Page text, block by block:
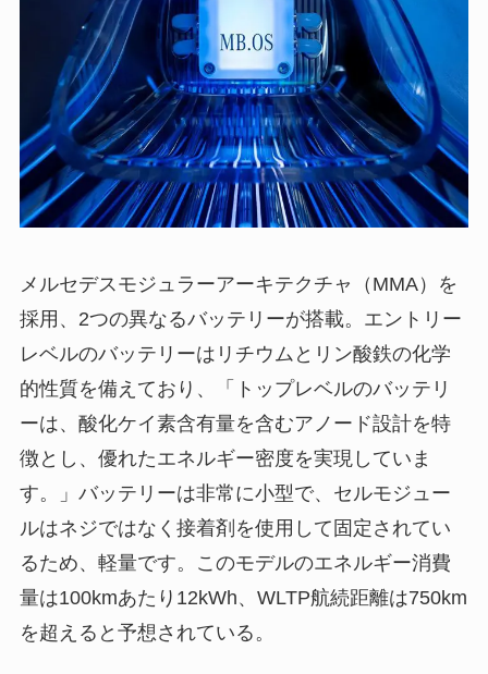
メルセデスモジュラーアーキテクチャ（MMA）を
採用、2つの異なるバッテリーが搭載。エントリー
レベルのバッテリーはリチウムとリン酸鉄の化学
的性質を備えており、「トップレベルのバッテリ
ーは、酸化ケイ素含有量を含むアノード設計を特
徴とし、優れたエネルギー密度を実現していま
す。」バッテリーは非常に小型で、セルモジュー
ルはネジではなく接着剤を使用して固定されてい
るため、軽量です。このモデルのエネルギー消費
量は100kmあたり12kWh、WLTP航続距離は750km
を超えると予想されている。